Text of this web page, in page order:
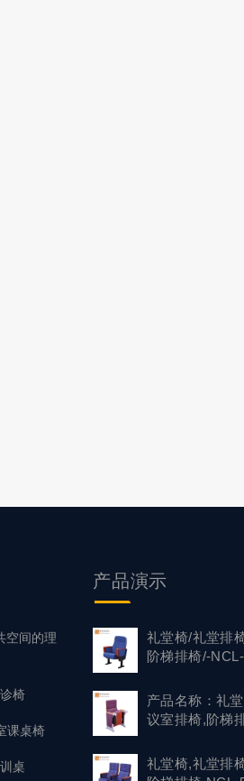
空间的理
椅
课桌椅
桌
产品演示
礼堂椅/礼堂排
阶梯排椅/-
产品名称：礼
议室排椅,阶梯
礼堂椅,礼堂排